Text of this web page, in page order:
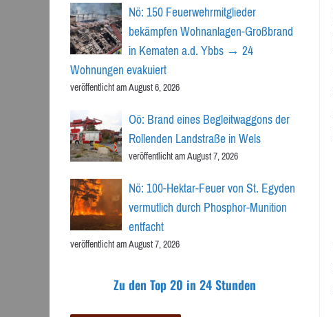
Nö: 150 Feuerwehrmitglieder
bekämpfen Wohnanlagen-Großbrand
in Kematen a.d. Ybbs → 24
Wohnungen evakuiert
veröffentlicht am August 6, 2026
Oö: Brand eines Begleitwaggons der
Rollenden Landstraße in Wels
veröffentlicht am August 7, 2026
Nö: 100-Hektar-Feuer von St. Egyden
vermutlich durch Phosphor-Munition
entfacht
veröffentlicht am August 7, 2026
Zu den Top 20 in 24 Stunden